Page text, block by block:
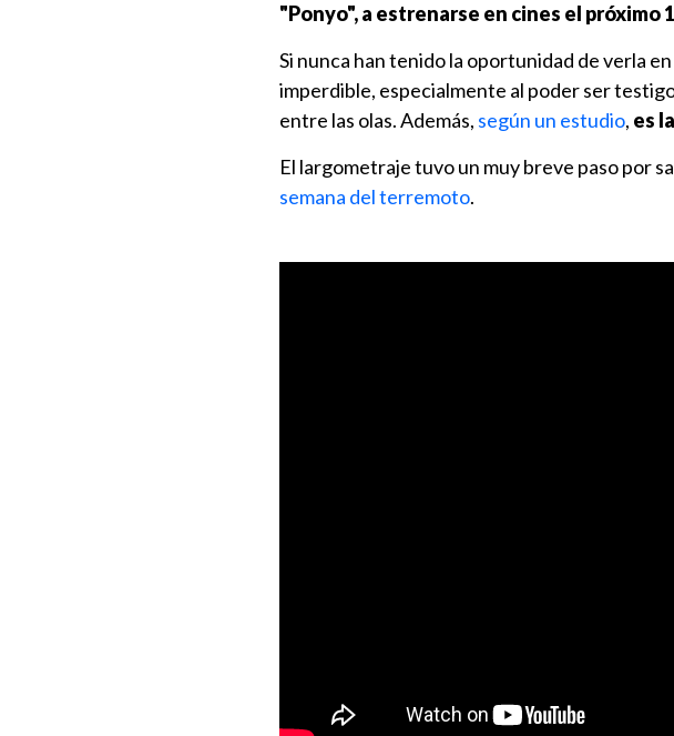
"Ponyo", a estrenarse en cines el próximo
Si nunca han tenido la oportunidad de verla
imperdible, especialmente al poder ser
entre las olas. Además, según un estudio, es
El largometraje tuvo un muy breve paso por
semana del terremoto.